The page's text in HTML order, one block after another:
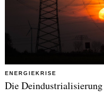
ENERGIEKRISE
Die Deindustrialisierung